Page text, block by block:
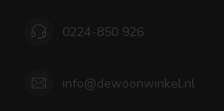
0224-850 926
info@dewoonwinkel.nl